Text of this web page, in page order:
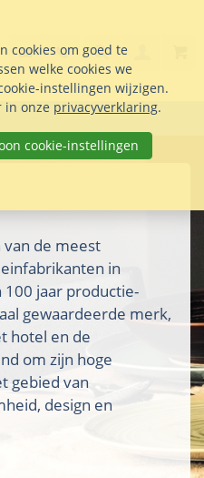
info@seltmann-
Stel uw vraag
085 76 07 000
Search
van de meest
in
jaar productie-
gewaardeerde merk,
hotel en de
om zijn hoge
gebied van
design en
cookies om goed te
welke cookies we
instellingen wijzigen.
in onze privacyverklaring.
cookie-instellingen